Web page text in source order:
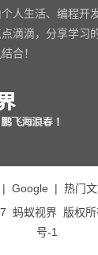
人生活、编程开
滴滴，分享学习
合！
| Google | 热门
蚂蚁视界版权所
号-1